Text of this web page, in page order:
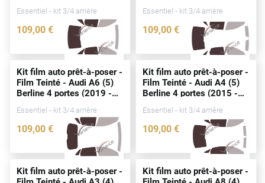
Tesla
Toyota
Volkswagen
Acura
Aixam
Alfa Romeo
Alpine
Essentiel - kit 3/4 arrière
109,00 €
4359-AUD
Essentiel - kit 3/4 arrière
109,00 €
4358-AUD
Kit film auto prêt-à-poser -
Film Teinté - Audi A6 (5)
Berline 4portes (2019 -
Essentiel - kit 3/4 arrière
109,00 €
4347-AUD
Kit film auto prêt-à-poser -
Film Teinté - Audi A4 (5)
Berline 4portes (2015 -
Essentiel - kit 3/4 arrière
109,00 €
3567-AUD
Kit film auto prêt-à-poser -
Kit film auto prêt-à-poser -